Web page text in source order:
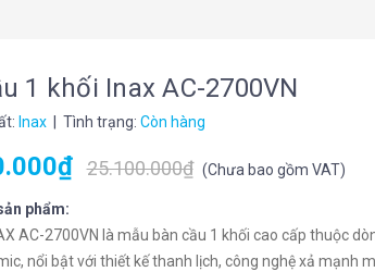
1 khối Inax AC-2700VN
Inax | Tình trạng: Còn hàng
25.100.000₫ (Chưa bao gồm VAT)
phẩm:
AC-2700VN là mẫu bàn cầu 1 khối cao cấp thuộc
nổi bật với thiết kế thanh lịch, công nghệ xả mạnh